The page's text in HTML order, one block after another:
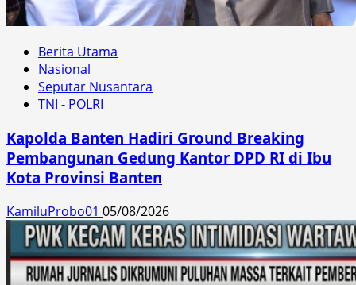
Berita Utama
Nasional
Seputar Nusantara
TNI - POLRI
Kapolda Banten Hadiri Ground Breaking
Pembangunan Gedung Kantor DPD RI di Ibu
Kota Provinsi Banten
KamiluProbo01 05/08/2026